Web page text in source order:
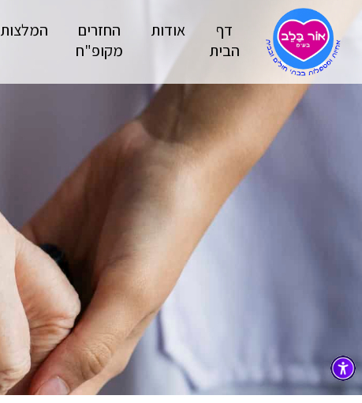
דף
הבית
אודות
החזרים
מקופ"ח
המלצות